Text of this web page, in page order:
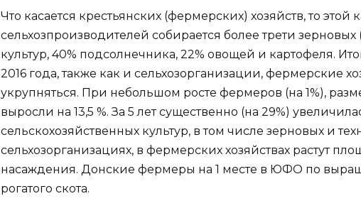
Что касается крестьянских (фермерских) хозяйств, то этой
сельхозпроизводителей собирается более трети
культур, 40% подсолнечника, 22% овощей и картофеля.
2016 года, также как и сельхозорганизации, фермерские
укрупняться. При небольшом росте фермеров (на 1%),
выросли на 13,5 %. За 5 лет существенно (на 29%)
сельскохозяйственных культур, в том числе зерновых и
сельхозорганизациях, в фермерских хозяйствах растут
насаждения. Донские фермеры на 1 месте в ЮФО по
рогатого скота.